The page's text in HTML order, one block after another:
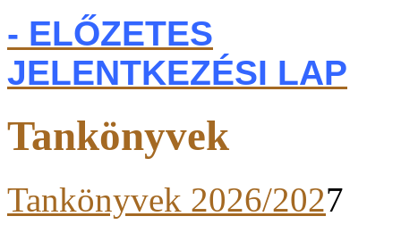
- ELŐZETES
JELENTKEZÉSI LAP
Tankönyvek
Tankönyvek 2026/2027